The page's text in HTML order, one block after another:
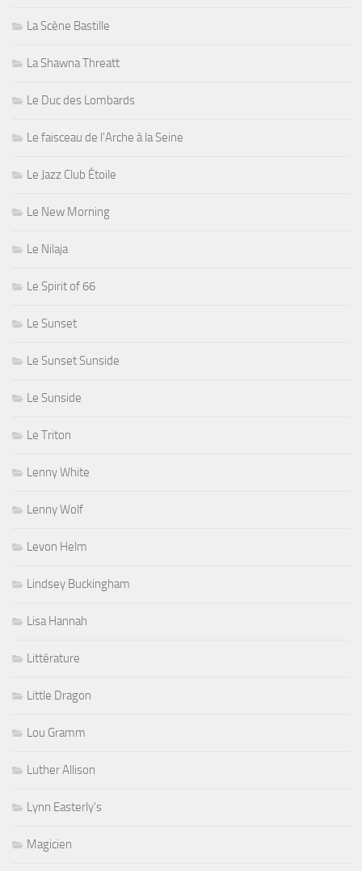
La Scène Bastille
La Shawna Threatt
Le Duc des Lombards
Le faisceau de l'Arche à la Seine
Le Jazz Club Étoile
Le New Morning
Le Nilaja
Le Spirit of 66
Le Sunset
Le Sunset Sunside
Le Sunside
Le Triton
Lenny White
Lenny Wolf
Levon Helm
Lindsey Buckingham
Lisa Hannah
Littérature
Little Dragon
Lou Gramm
Luther Allison
Lynn Easterly's
Magicien